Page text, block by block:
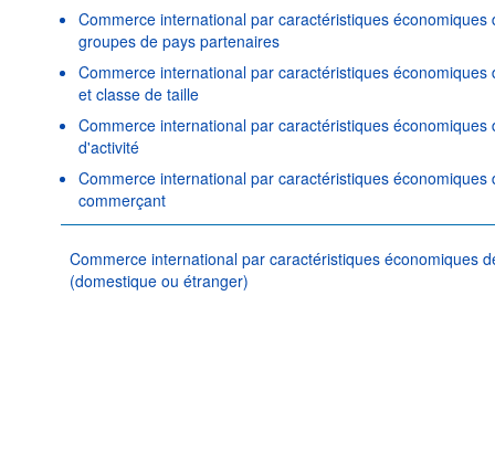
Commerce international par caractéristiques
groupes de pays partenaires
Commerce international par caractéristiques
et classe de taille
Commerce international par caractéristiques
d'activité
Commerce international par caractéristiques
commerçant
Commerce international par caractéristiques économiques
(domestique ou étranger)